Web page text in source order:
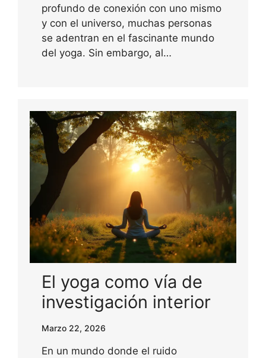
profundo de conexión con uno mismo
y con el universo, muchas personas
se adentran en el fascinante mundo
del yoga. Sin embargo, al…
El yoga como vía de
investigación interior
Marzo 22, 2026
En un mundo donde el ruido